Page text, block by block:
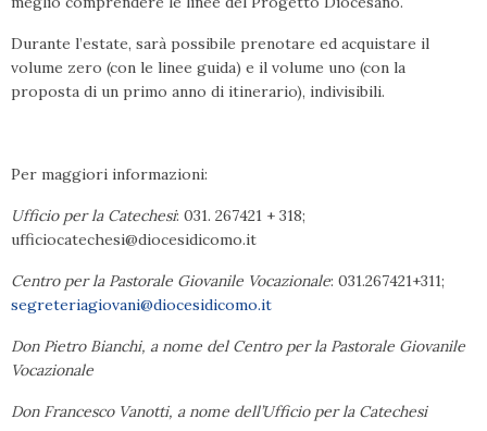
Durante l’estate, sarà possibile prenotare ed acquistare il
volume zero (con le linee guida) e il volume uno (con la
proposta di un primo anno di itinerario), indivisibili.
Per maggiori informazioni:
Ufficio per la Catechesi: 031. 267421 + 318;
ufficiocatechesi@diocesidicomo.it
Centro per la Pastorale Giovanile Vocazionale: 031.267421+311;
segreteriagiovani@diocesidicomo.it
Don Pietro Bianchi, a nome del Centro per la Pastorale Giovanile
Vocazionale
Don Francesco Vanotti, a nome dell’Ufficio per la Catechesi